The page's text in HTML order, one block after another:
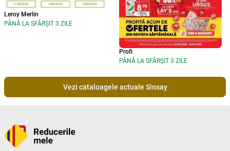
Leroy Merlin
PÂNĂ LA SFÂRȘIT 3 ZILE
Profi
PÂNĂ LA SFÂRȘIT 3 ZILE
Vezi cataloagele actuale Sinsay